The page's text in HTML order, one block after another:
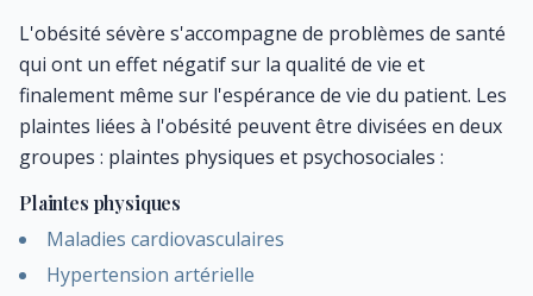
L'obésité sévère s'accompagne de problèmes de santé
qui ont un effet négatif sur la qualité de vie et
finalement même sur l'espérance de vie du patient. Les
plaintes liées à l'obésité peuvent être divisées en deux
groupes : plaintes physiques et psychosociales :
Plaintes physiques
Maladies cardiovasculaires
Hypertension artérielle